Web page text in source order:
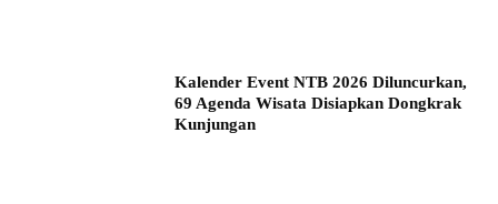
Kalender Event NTB 2026 Diluncurkan,
69 Agenda Wisata Disiapkan Dongkrak
Kunjungan